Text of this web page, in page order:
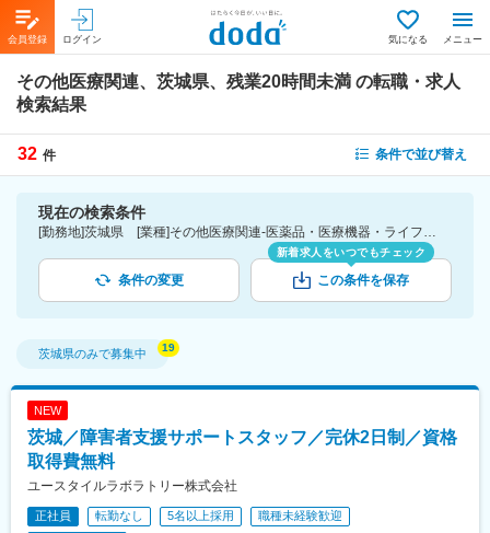
会員登録 ログイン 気になる メニュー
その他医療関連、茨城県、残業20時間未満 の転職・求人
検索結果
32 件 条件で並び替え
現在の検索条件
[勤務地]茨城県 [業種]その他医療関連-医薬品・医療機器・ライフサイエンス・医療系サービス [詳細条件](休日・働き方)残業20時間未満
条件の変更
新着求人をいつでもチェック
この条件を保存
茨城県のみで募集中
NEW
茨城／障害者支援サポートスタッフ／完休2日制／資格
取得費無料
ユースタイルラボラトリー株式会社
正社員 転勤なし 5名以上採用
職種未経験歓迎